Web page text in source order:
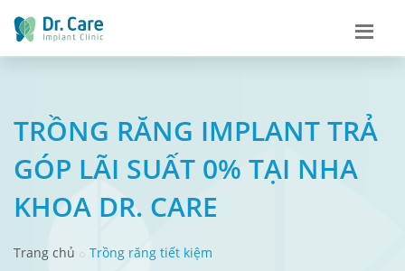
TRỒNG RĂNG IMPLANT TRẢ
GÓP LÃI SUẤT 0% TẠI NHA
KHOA DR. CARE
Trang chủ Trồng răng tiết kiệm